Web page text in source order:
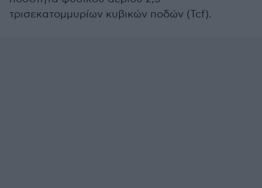
τρισεκατομμυρίων κυβικών ποδών (Tcf).